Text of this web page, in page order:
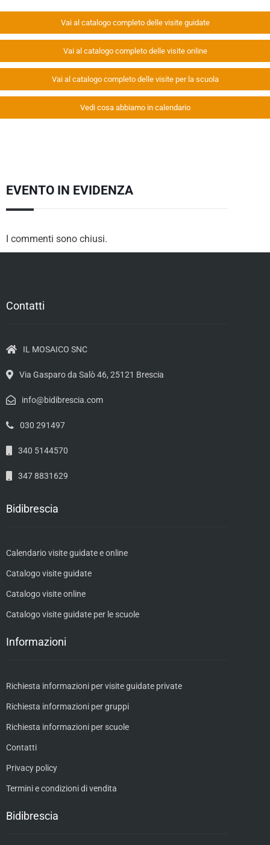
Vai al catalogo completo delle visite guidate
Vai al catalogo completo delle visite online
Vai al catalogo completo delle visite per la scuola
Vedi cosa abbiamo in calendario
EVENTO IN EVIDENZA
I commenti sono chiusi.
Contatti
IL MOSAICO SNC
Via Gasparo da Salò 46, 25121 Brescia
info@bidibrescia.com
030 291497
340 5144570
347 8831629
Bidibrescia
Calendario visite guidate e online
Catalogo visite guidate
Catalogo visite online
Catalogo visite guidate per le scuole
Informazioni
Richiesta informazioni per visite guidate private
Richiesta informazioni per gruppi
Richiesta informazioni per scuole
Contatti
Privacy policy
Termini e condizioni di vendita
Bidibrescia